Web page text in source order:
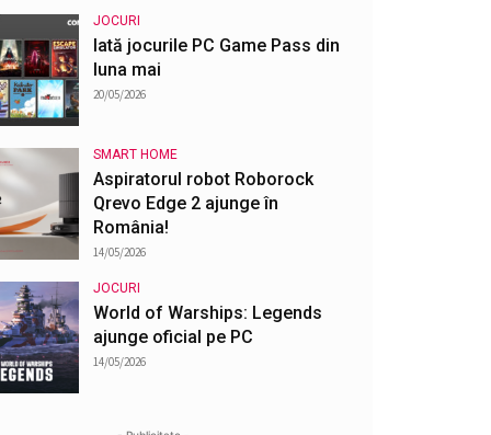
JOCURI
Iată jocurile PC Game Pass din
luna mai
20/05/2026
SMART HOME
Aspiratorul robot Roborock
Qrevo Edge 2 ajunge în
România!
14/05/2026
JOCURI
World of Warships: Legends
ajunge oficial pe PC
14/05/2026